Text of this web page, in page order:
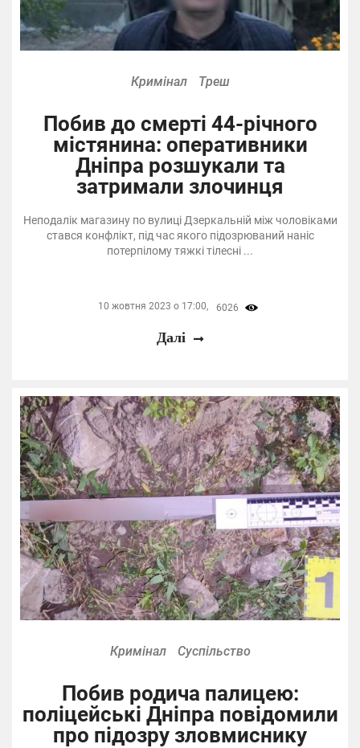
Кримінал Треш
Побив до смерті 44-річного
містянина: оперативники
Дніпра розшукали та
затримали злочинця
Неподалік магазину по вулиці Дзеркальній між чоловіками
стався конфлікт, під час якого підозрюваний наніс
потерпілому тяжкі тілесні ...
10 жовтня 2023 о 17:00, 6026
Далі
Кримінал Суспільство
Побив родича палицею:
поліцейські Дніпра повідомили
про підозру зловмиснику